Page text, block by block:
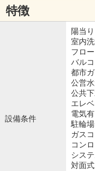
特徴
設備条件
陽当
室内
フロ
バル
都市
公営
公共
エレ
電気有
駐輪場
ガス
コン
シス
対面